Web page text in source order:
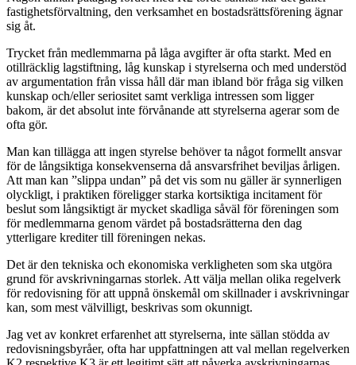
fastighetsförvaltning, den verksamhet en bostadsrättsförening ägnar
sig åt.
Trycket från medlemmarna på låga avgifter är ofta starkt. Med en
otillräcklig lagstiftning, låg kunskap i styrelserna och med understöd
av argumentation från vissa håll där man ibland bör fråga sig vilken
kunskap och/eller seriositet samt verkliga intressen som ligger
bakom, är det absolut inte förvånande att styrelserna agerar som de
ofta gör.
Man kan tillägga att ingen styrelse behöver ta något formellt ansvar
för de långsiktiga konsekvenserna då ansvarsfrihet beviljas årligen.
Att man kan ”slippa undan” på det vis som nu gäller är synnerligen
olyckligt, i praktiken föreligger starka kortsiktiga incitament för
beslut som långsiktigt är mycket skadliga såväl för föreningen som
för medlemmarna genom värdet på bostadsrätterna den dag
ytterligare krediter till föreningen nekas.
Det är den tekniska och ekonomiska verkligheten som ska utgöra
grund för avskrivningarnas storlek. Att välja mellan olika regelverk
för redovisning för att uppnå önskemål om skillnader i avskrivningar
kan, som mest välvilligt, beskrivas som okunnigt.
Jag vet av konkret erfarenhet att styrelserna, inte sällan stödda av
redovisningsbyråer, ofta har uppfattningen att val mellan regelverken